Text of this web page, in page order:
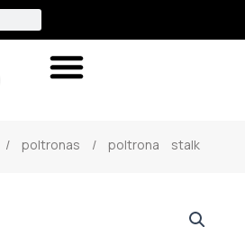
/ poltronas / poltrona stalk